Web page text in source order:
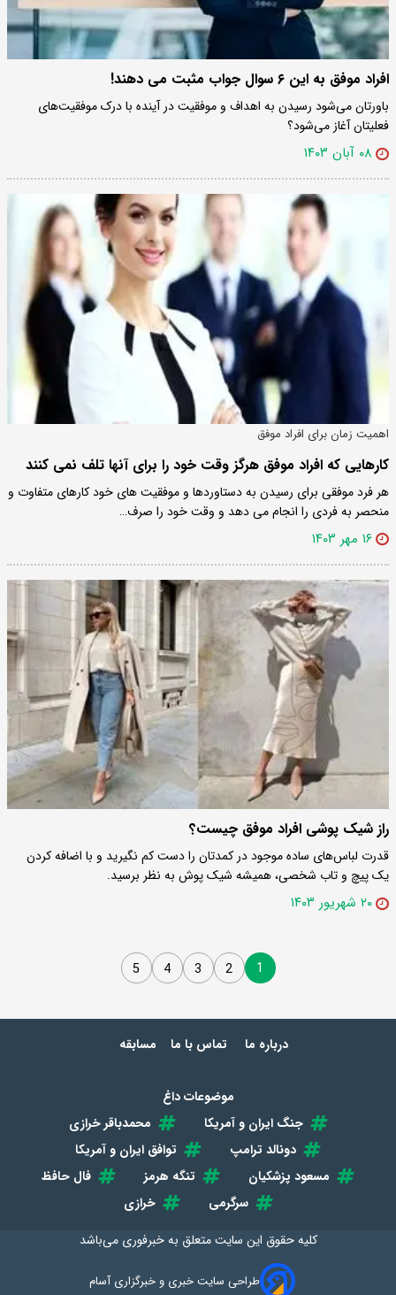
افراد موفق به این ۶ سوال جواب مثبت می دهند!
باورتان می‌شود رسیدن به اهداف و موفقیت در آینده با درک موفقیت‌های
فعلیتان آغاز می‌شود؟
۰۸ آبان ۱۴۰۳
اهمیت زمان برای افراد موفق
کارهایی که افراد موفق هرگز وقت خود را برای آنها تلف نمی کنند
هر فرد موفقی برای رسیدن به دستاوردها و موفقیت های خود کارهای متفاوت و
منحصر به فردی را انجام می دهد و وقت خود را صرف…
۱۶ مهر ۱۴۰۳
راز شیک پوشی افراد موفق چیست؟
قدرت لباس‌های ساده موجود در کمدتان را دست کم نگیرید و با اضافه کردن
یک پیچ و تاب شخصی، همیشه شیک پوش به نظر برسید.
۲۰ شهریور ۱۴۰۳
1
2
3
4
5
درباره ما تماس با ما مسابقه
موضوعات داغ
جنگ ایران و آمریکا
محمدباقر خرازی
دونالد ترامپ
توافق ایران و آمریکا
مسعود پزشکیان
تنگه هرمز
فال حافظ
سرگرمی
خرازی
کلیه حقوق این سایت متعلق بهخبرفوری می‌باشد
طراحی سایت خبری و خبرگزاری آسام